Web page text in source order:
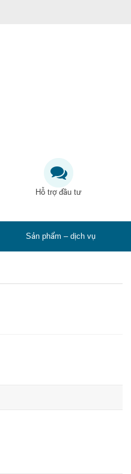
Hỗ trợ đầu tư
Sản phẩm – dịch vụ